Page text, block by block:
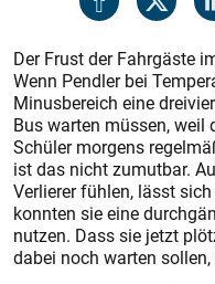
Der Frust der Fahrgäste
Wenn Pendler bei
Minusbereich eine
Bus warten müssen, weil
Schüler morgens
ist das nicht zumutbar.
Verlierer fühlen, lässt
konnten sie eine
nutzen. Dass sie jetzt
dabei noch warten